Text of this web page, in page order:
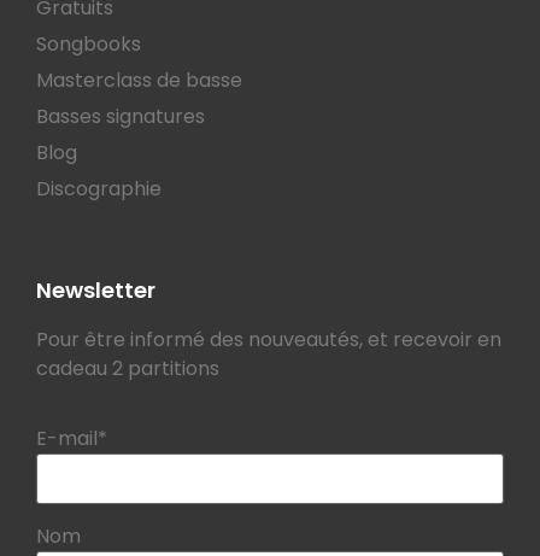
Gratuits
Songbooks
Masterclass de basse
Basses signatures
Blog
Discographie
Newsletter
Pour être informé des nouveautés, et recevoir en
cadeau 2 partitions
E-mail*
Nom